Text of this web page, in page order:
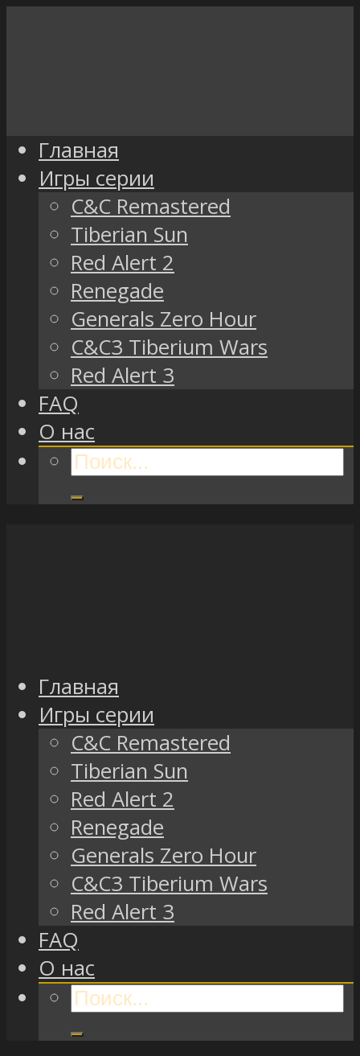
Главная
Игры серии
C&C Remastered
Tiberian Sun
Red Alert 2
Renegade
Generals Zero Hour
C&C3 Tiberium Wars
Red Alert 3
FAQ
О нас
Главная
Игры серии
C&C Remastered
Tiberian Sun
Red Alert 2
Renegade
Generals Zero Hour
C&C3 Tiberium Wars
Red Alert 3
FAQ
О нас